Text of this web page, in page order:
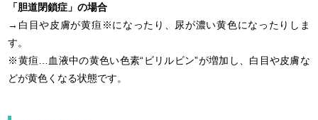
「胆道閉鎖症」の場合
→白目や皮膚が黄疸※になったり、尿が濃い黄色になったりしま
す。
※黄疸…血液中の黄色い色素“ビリルビン”が増加し、白目や皮膚な
どが黄色くなる状態です。